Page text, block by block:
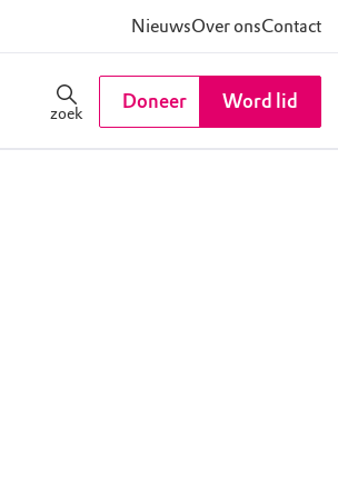
NieuwsOver onsContact
zoek
Doneer Word lid